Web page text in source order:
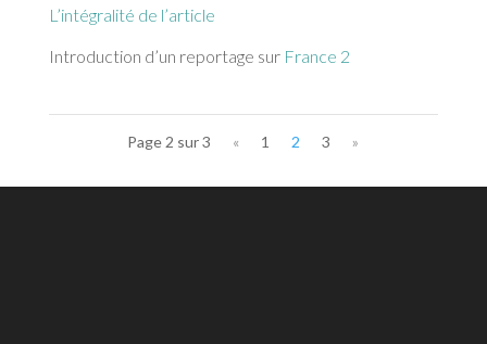
L’intégralité de l’article
Introduction d’un reportage sur France 2
Page 2 sur 3 « 1 2 3 »